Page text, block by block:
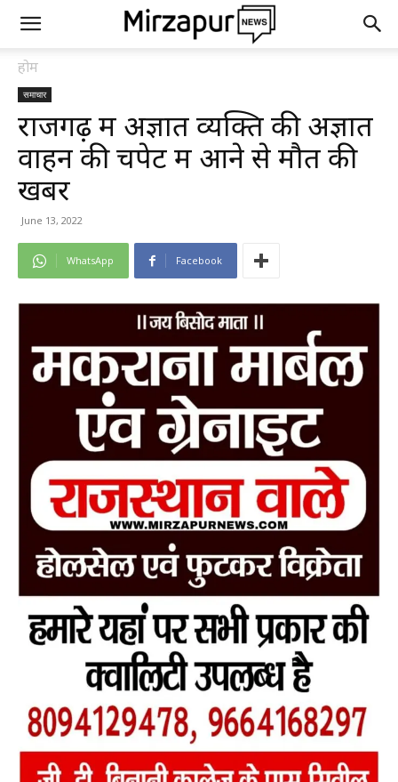
होम
समाचार
राजगढ़ में अज्ञात व्यक्ति की अज्ञात
वाहन की चपेट में आने से मौत की
खबर
June 13, 2022
WhatsApp Facebook